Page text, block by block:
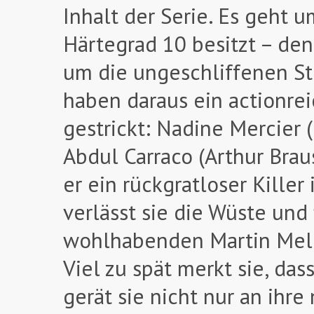
Inhalt der Serie. Es geht
Härtegrad 10 besitzt –
um die ungeschliffenen
haben daraus ein
gestrickt: Nadine Mercier
Abdul Carraco (Arthur
er ein rückgratloser Killer
verlässt sie die Wüste
wohlhabenden Martin
Viel zu spät merkt sie,
gerät sie nicht nur an ihre